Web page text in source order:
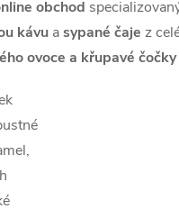
obchod
kávu asypané čaje z
ovoce a křupavé čočky